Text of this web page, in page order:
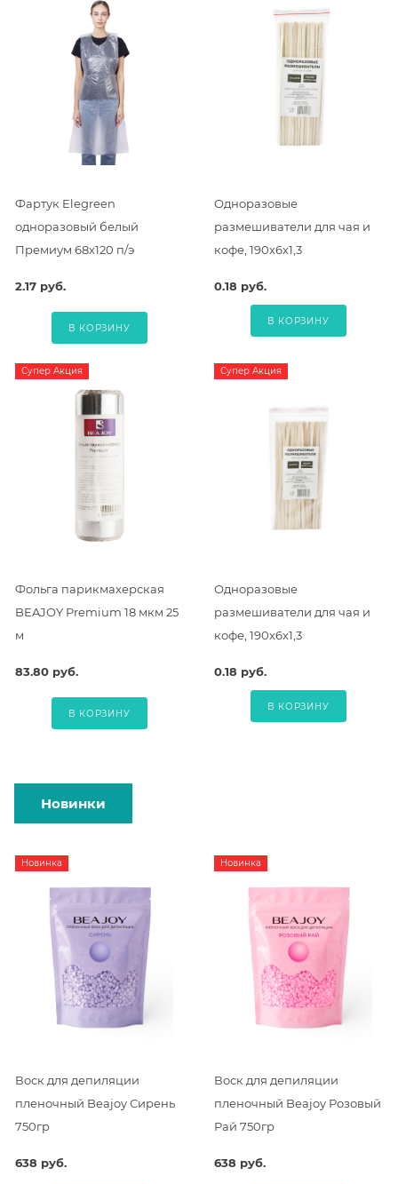
Фартук Elegreen
одноразовый белый
Премиум 68х120 п/э
2.17 руб.
В КОРЗИНУ
Одноразовые
размешиватели для чая и
кофе, 190х6х1,3
0.18 руб.
В КОРЗИНУ
Супер Акция
Фольга парикмахерская
BEAJOY Premium 18 мкм 25
м
83.80 руб.
В КОРЗИНУ
Супер Акция
Одноразовые
размешиватели для чая и
кофе, 190х6х1,3
0.18 руб.
В КОРЗИНУ
Новинки
Новинка
Воск для депиляции
пленочный Beajoy Сирень
750гр
638 руб.
Новинка
Воск для депиляции
пленочный Beajoy Розовый
Рай 750гр
638 руб.